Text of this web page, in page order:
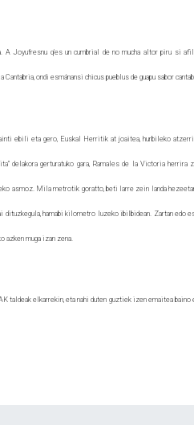
A Joyufresnu q'es un cumbrial de no mucha altor piru si
ondi esmánansi chicus pueblus de guapu sabor
ebili eta gero, Euskal Herritik at joaitea, hurbileko
delakora gerturatuko gara, Ramales de la Victoria herrira
asmoz. Mila metrotik goratto, beti larre zein landa
dituzkegula, hamabi kilometro luzeko ibilbidean. Zartan edo
azken muga izan zena.
taldeak elkarrekin, eta nahi duten guztiek izen emaitea baino